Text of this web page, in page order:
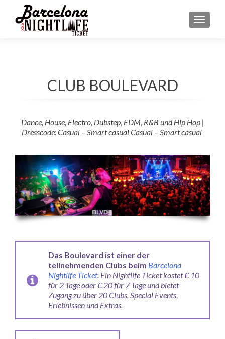
MENU
CLUB BOULEVARD
Dance, House, Electro, Dubstep, EDM, R&B und Hip Hop |
Dresscode: Casual – Smart casual Casual – Smart casual
Das Boulevard ist einer der
teilnehmenden Clubs beim Barcelona
Nightlife Ticket. Ein Nightlife Ticket kostet € 10
für 2 Tage oder € 20 für 7 Tage und bietet
Zugang zu über 20 Clubs, Special Events,
Erlebnissen und Extras.